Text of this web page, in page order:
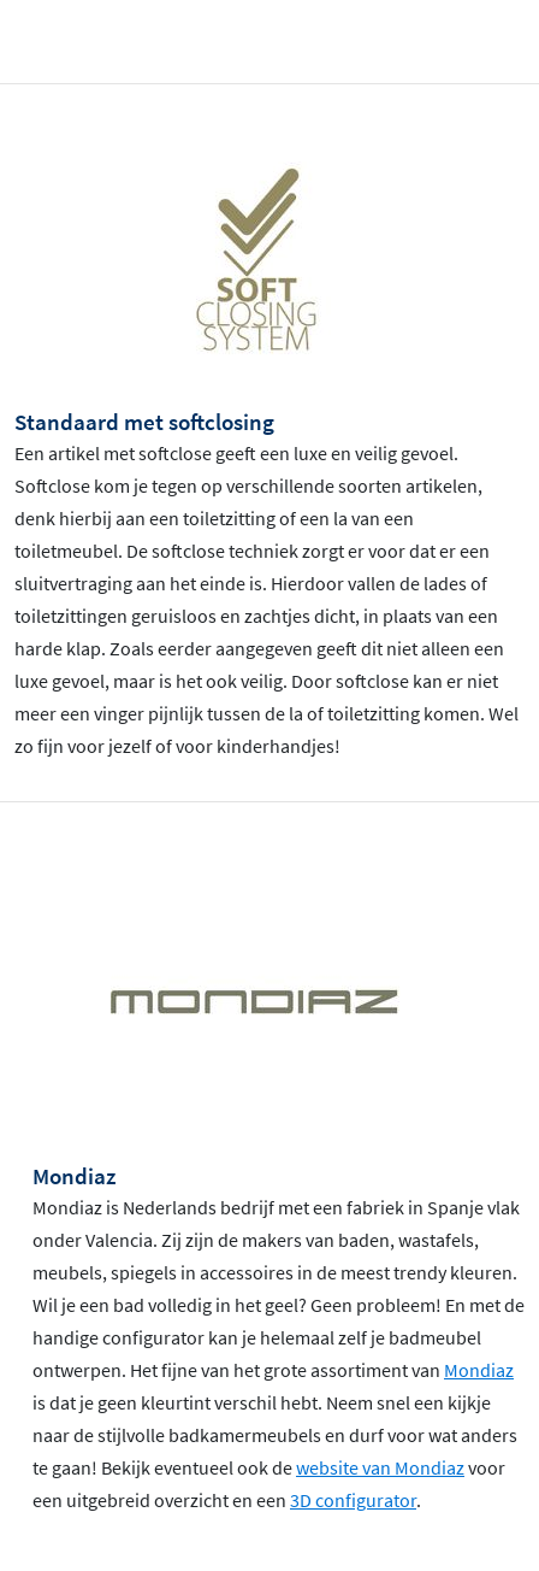
Standaard met softclosing
Een artikel met softclose geeft een luxe en veilig gevoel.
Softclose kom je tegen op verschillende soorten artikelen,
denk hierbij aan een toiletzitting of een la van een
toiletmeubel. De softclose techniek zorgt er voor dat er een
sluitvertraging aan het einde is. Hierdoor vallen de lades of
toiletzittingen geruisloos en zachtjes dicht, in plaats van een
harde klap. Zoals eerder aangegeven geeft dit niet alleen een
luxe gevoel, maar is het ook veilig. Door softclose kan er niet
meer een vinger pijnlijk tussen de la of toiletzitting komen. Wel
zo fijn voor jezelf of voor kinderhandjes!
Mondiaz
Mondiaz is Nederlands bedrijf met een fabriek in Spanje vlak
onder Valencia. Zij zijn de makers van baden, wastafels,
meubels, spiegels in accessoires in de meest trendy kleuren.
Wil je een bad volledig in het geel? Geen probleem! En met de
handige configurator kan je helemaal zelf je badmeubel
ontwerpen. Het fijne van het grote assortiment van Mondiaz
is dat je geen kleurtint verschil hebt. Neem snel een kijkje
naar de stijlvolle badkamermeubels en durf voor wat anders
te gaan! Bekijk eventueel ook dewebsite van Mondiazvoor
een uitgebreid overzicht en een 3D configurator.